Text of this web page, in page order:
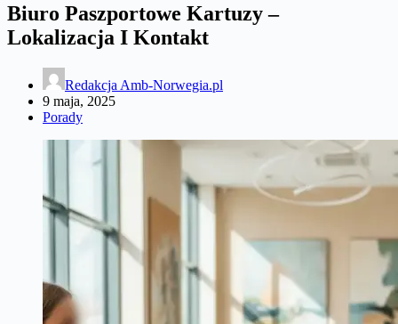
Biuro Paszportowe Kartuzy –
Lokalizacja I Kontakt
Redakcja Amb-Norwegia.pl
9 maja, 2025
Porady